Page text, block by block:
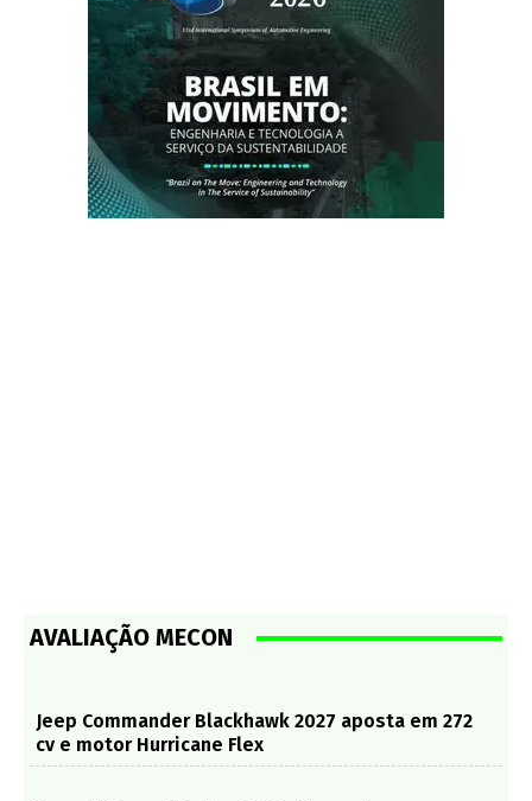
AVALIAÇÃO MECON
Jeep Commander Blackhawk 2027 aposta em 272
cv e motor Hurricane Flex